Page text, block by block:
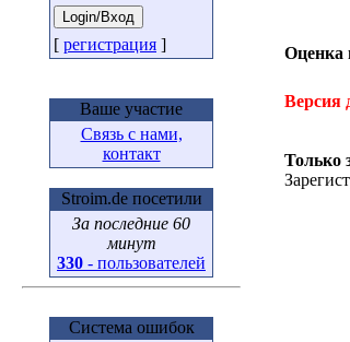
[ регистрация ]
Ваше участие
Связь с нами,
контакт
Stroim.de посетили
За последние 60
минут
330 - пользователей
Система ошибок
Оценка
Версия
Только